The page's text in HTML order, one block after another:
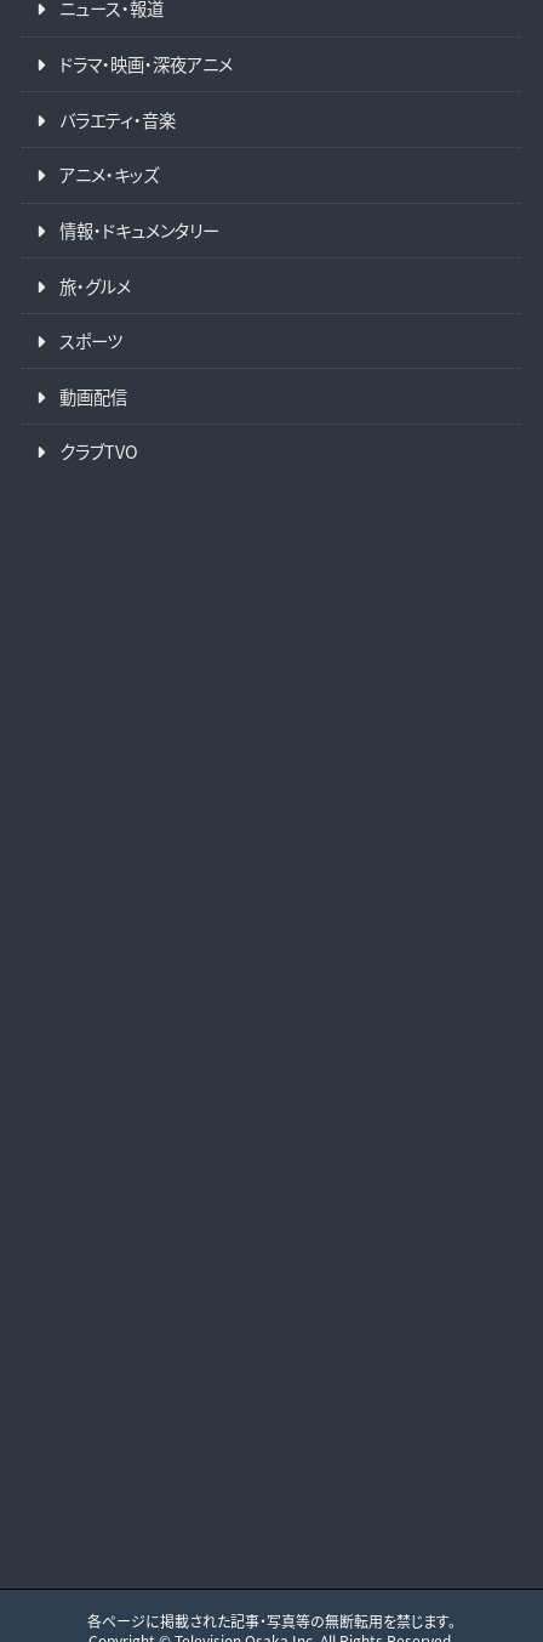
ニュース・報道
ドラマ・映画・深夜アニメ
バラエティ・音楽
アニメ・キッズ
情報・ドキュメンタリー
旅・グルメ
スポーツ
動画配信
クラブTVO
各ページに掲載された記事・写真等の無断転用を禁じます。